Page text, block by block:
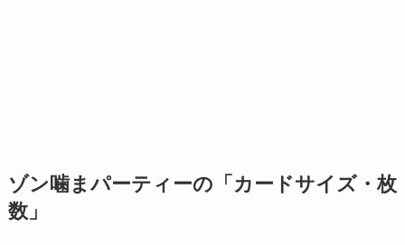
ゾン噛まパーティーの「カードサイズ・枚
数」